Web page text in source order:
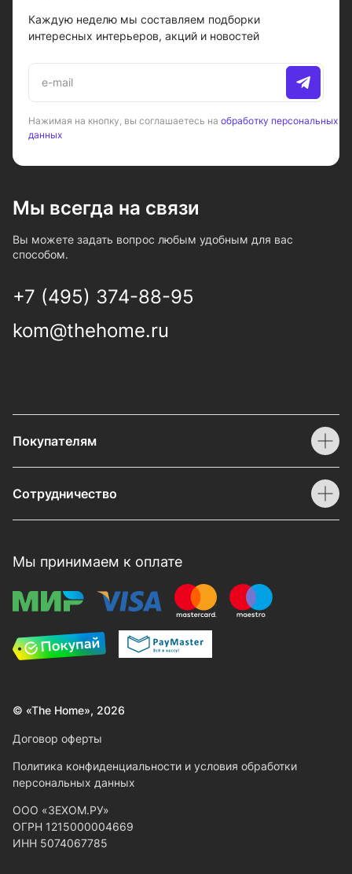
Каждую неделю мы составляем подборки
интересных интерьеров, акций и новостей
Нажимая на кнопку, вы соглашаетесь на обработку персональных
данных
Мы всегда на связи
Вы можете задать вопрос любым удобным для вас
способом.
+7 (495) 374-88-95
kom@thehome.ru
Покупателям
Сотрудничество
Мы принимаем к оплате
© «The Home», 2026
Договор оферты
Политика конфиденциальности и условия обработки
персональных данных
ООО «ЗЕХОМ.РУ»
ОГРН 1215000004669
ИНН 5074067785